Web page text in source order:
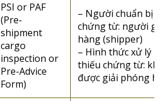
PSI or PAF
(Pre-
shipment
cargo
inspection or
Pre-Advice
Form)
– Người chuẩn bị
chứng từ: người gửi
hàng (shipper)
– Hình thức xử lý
thiếu chứng từ:
được giải phóng